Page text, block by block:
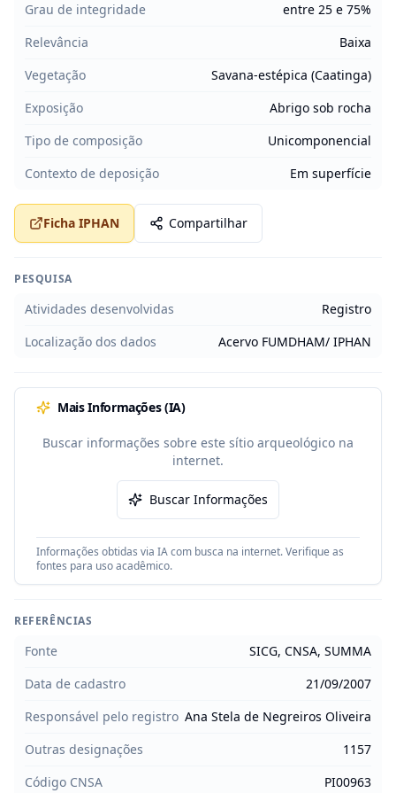
Grau de integridade
entre 25 e 75%
Relevância
Baixa
Vegetação
Savana-estépica (Caatinga)
Exposição
Abrigo sob rocha
Tipo de composição
Unicomponencial
Contexto de deposição
Em superfície
Ficha IPHAN Compartilhar
PESQUISA
Atividades desenvolvidas
Registro
Localização dos dados
Acervo FUMDHAM/ IPHAN
Mais Informações (IA)
Buscar informações sobre este sítio arqueológico na
internet.
Buscar Informações
Informações obtidas via IA com busca na internet. Verifique as
fontes para uso acadêmico.
REFERÊNCIAS
Fonte
SICG, CNSA, SUMMA
Data de cadastro
21/09/2007
Responsável pelo registro Ana Stela de Negreiros Oliveira
Outras designações
1157
Código CNSA
PI00963